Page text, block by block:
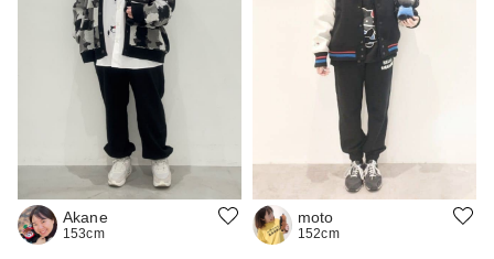
Akane
153cm
moto
152cm